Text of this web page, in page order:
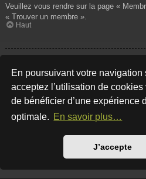
En poursuivant votre navigation
acceptez l’utilisation de
de bénéficier d’une expérience
optimale. En savoir plus…
J’accepte
Veuillez vous rendre sur la page «
« Trouver un membre ».
Haut
Comment puis-je retrouver
sujets ?
Vos propres messages peuvent être
« Afficher vos messages » dans le
soit en cliquant sur le lien « Rechercher
sur la page de votre propre profil ou soit
« Raccourcis » situé sur la partie
recherche de vos propres sujets,
remplissez convenablement les options